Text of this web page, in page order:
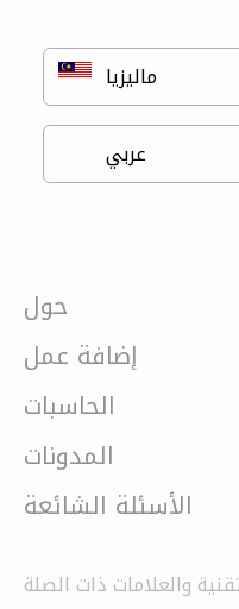
حول
إضافة عمل
الحاسبات
المدونات
الأسئلة الشائعة
والعلامات ذات الصلة